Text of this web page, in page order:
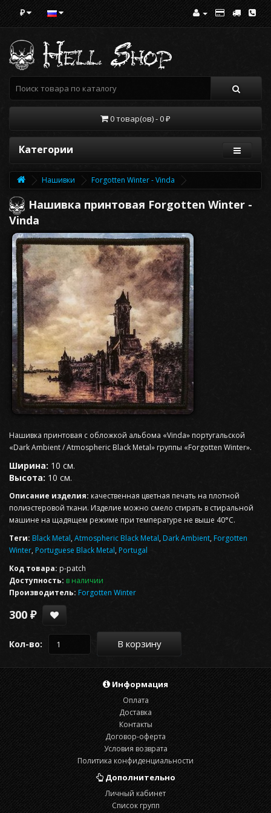
₽
0 товар(ов) - 0 ₽
Категории
Нашивки Forgotten Winter - Vinda
Нашивка принтовая Forgotten Winter -
Vinda
Нашивка принтовая с обложкой альбома «Vinda» португальской
«Dark Ambient / Atmospheric Black Metal» группы «Forgotten Winter».
Ширина: 10 см.
Высота: 10 см.
Описание изделия: качественная цветная печать на плотной
полиэстеровой ткани. Изделие можно смело стирать в стиральной
машине на щадящем режиме при температуре не выше 40°С.
Теги: Black Metal,Atmospheric Black Metal,Dark Ambient, Forgotten
Winter, Portuguese Black Metal, Portugal
Код товара: p-patch
Доступность: в наличии
Производитель: Forgotten Winter
300 ₽
Кол-во: В корзину
Информация
Оплата
Доставка
Контакты
Договор-оферта
Условия возврата
Политика конфиденциальности
Дополнительно
Личный кабинет
Список групп